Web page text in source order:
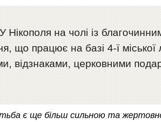
на чолі із
що працює на базі 4-ї
відзнаками, церковними
є ще більш сильною та